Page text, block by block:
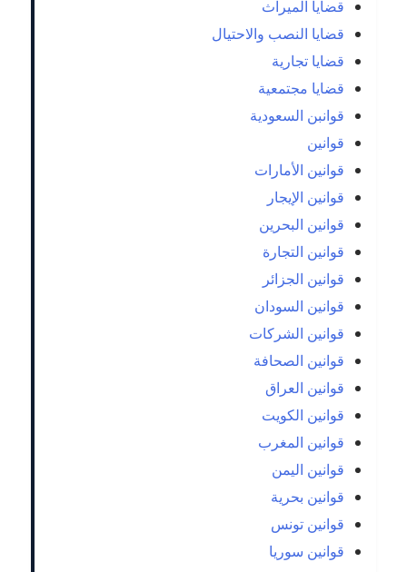
قضايا الميراث
قضايا النصب والاحتيال
قضايا تجارية
قضايا مجتمعية
قوانبن السعودية
قوانين
قوانين الأمارات
قوانين الإيجار
قوانين البحرين
قوانين التجارة
قوانين الجزائر
قوانين السودان
قوانين الشركات
قوانين الصحافة
قوانين العراق
قوانين الكويت
قوانين المغرب
قوانين اليمن
قوانين بحرية
قوانين تونس
قوانين سوريا